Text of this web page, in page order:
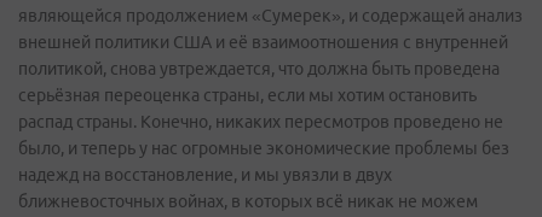
являющейся продолжением «Сумерек», и содержащей анализ
внешней политики США и её взаимоотношения с внутренней
политикой, снова увтреждается, что должна быть проведена
серьёзная переоценка страны, если мы хотим остановить
распад страны. Конечно, никаких пересмотров проведено не
было, и теперь у нас огромные экономические проблемы без
надежд на восстановление, и мы увязли в двух
ближневосточных войнах, в которых всё никак не можем